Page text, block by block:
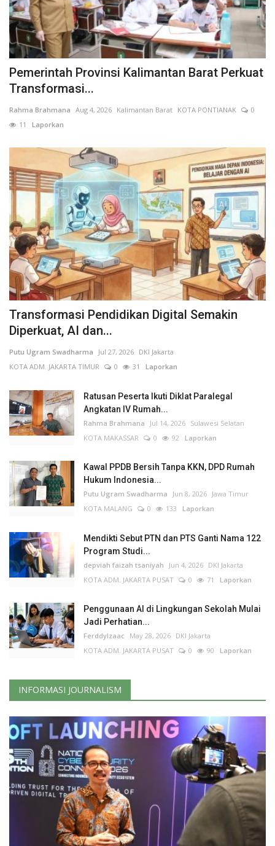
Pemerintah Provinsi Kalimantan Barat Perkuat
Transformasi...
Rahma Brahmana Aug 4, 2026 Kalimantan Barat KOTA PONTIANAK
0
11
Laporkan
Transformasi Pendidikan Digital Semakin
Diperkuat, AI dan...
Putu Ugram Swadharma Jul 27, 2026 DKI Jakarta
KOTA ADM. JAKARTA TIMUR
0 31 Laporkan
Ratusan Peserta Ikuti Diklat Paralegal
Angkatan IV Rumah...
Rahma Brahmana Jul 14, 2026 Sulawesi Selatan
KOTA MAKASSAR
0 92 Laporkan
Kawal PPDB Bersih Tanpa KKN, DPD Rumah
Hukum Indonesia...
Putu Ugram Swadharma Jun 8, 2026 Jawa Timur
KOTA MALANG
0 133 Laporkan
Mendikti Sebut PTN dan PTS Ganti Nama 122
Program Studi...
depviah faizah tsaniyah Jun 4, 2026 DKI Jakarta
KOTA ADM. JAKARTA PUSAT
0 71 Laporkan
Penggunaan AI di Lingkungan Sekolah Mulai
Jadi Perhatian...
FerddyIzaac May 28, 2026 DKI Jakarta
KOTA ADM. JAKARTA PUSAT
0 90 Laporkan
INFORMASI JOURNALISM